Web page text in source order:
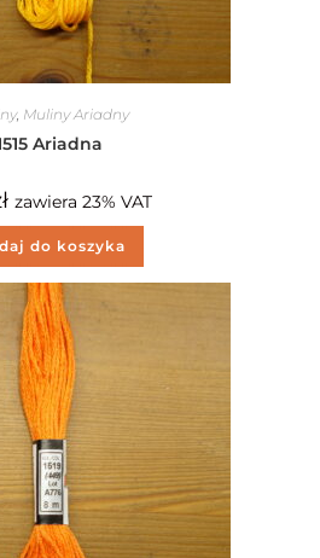
, Muliny Ariadny
Ariadna
zawiera 23% VAT
do koszyka